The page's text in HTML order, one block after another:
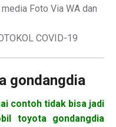
Foto Via WA dan
COVID-19
gondangdia
contoh tidak bisa jadi
toyota gondangdia